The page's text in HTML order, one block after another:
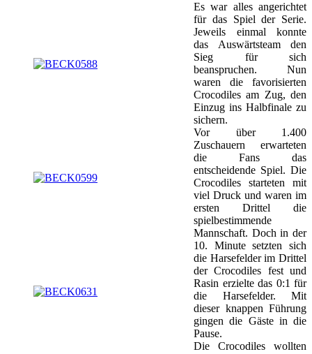
Es war alles angerichtet
für das Spiel der Serie.
Jeweils einmal konnte
das Auswärtsteam den
Sieg für sich
beanspruchen. Nun
waren die favorisierten
Crocodiles am Zug, den
Einzug ins Halbfinale zu
sichern.
Vor über 1.400
Zuschauern erwarteten
die Fans das
entscheidende Spiel. Die
Crocodiles starteten mit
viel Druck und waren im
ersten Drittel die
spielbestimmende
Mannschaft. Doch in der
10. Minute setzten sich
die Harsefelder im Drittel
der Crocodiles fest und
Rasin erzielte das 0:1 für
die Harsefelder. Mit
dieser knappen Führung
gingen die Gäste in die
Pause.
Die Crocodiles wollten